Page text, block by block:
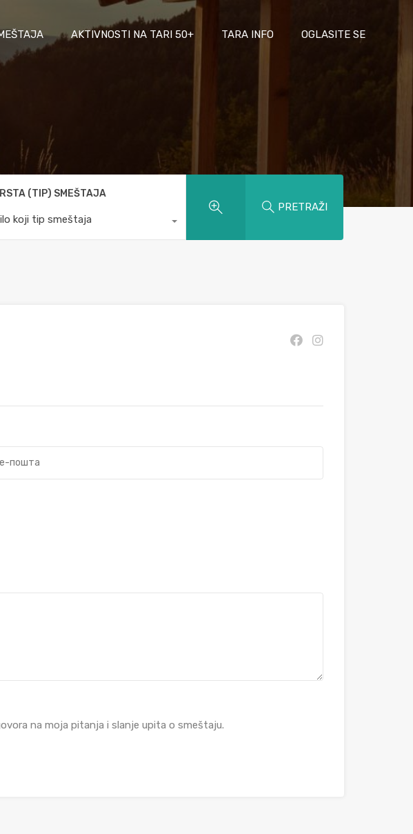
AKTIVNOSTI NA TARI 50+ TARA INFO OGLASITE SE
(TIP) SMEŠTAJA
koji tip smeštaja
PRETRAŽI
na moja pitanja i slanje upita o smeštaju.